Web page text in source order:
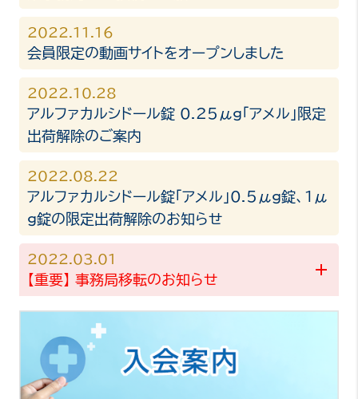
2022.11.16
会員限定の動画サイトをオープンしました
2022.10.28
アルファカルシドール錠 0.25μg「アメル」限定
出荷解除のご案内
2022.08.22
アルファカルシドール錠「アメル」0.5μg錠、1μ
g錠の限定出荷解除のお知らせ
2022.03.01
【重要】 事務局移転のお知らせ